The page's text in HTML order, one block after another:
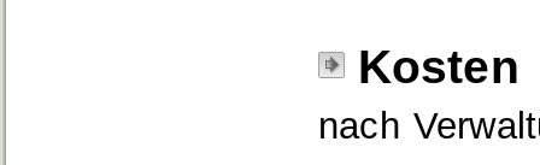
Kosten
nach